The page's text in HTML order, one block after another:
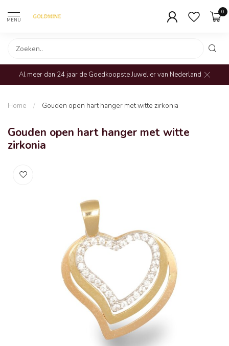
MENU
0
Al meer dan 24 jaar de Goedkoopste Juwelier van Nederland
Home / Gouden open hart hanger met witte zirkonia
Gouden open hart hanger met witte
zirkonia